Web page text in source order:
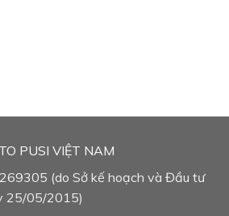
PUSI VIỆT NAM
(do Sở kế hoạch và Đầu tư
25/05/2015)